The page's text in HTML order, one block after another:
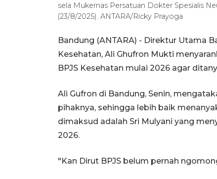
sela Mukernas Persatuan Dokter Spesialis
(23/8/2025). ANTARA/Ricky Prayoga
Bandung (ANTARA) - Direktur Utama
Kesehatan, Ali Ghufron Mukti
BPJS Kesehatan mulai 2026 agar
Ali Gufron di Bandung, Senin,
pihaknya, sehingga lebih baik
dimaksud adalah Sri Mulyani yang
2026.
"Kan Dirut BPJS belum pernah